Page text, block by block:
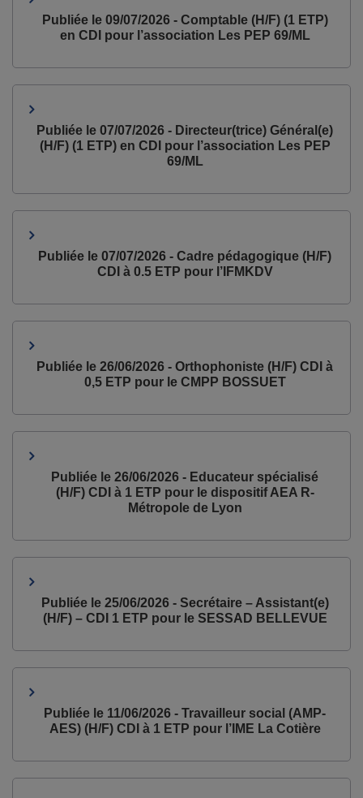
Publiée le 09/07/2026 - Comptable (H/F) (1 ETP)
en CDI pour l’association Les PEP 69/ML
Publiée le 07/07/2026 - Directeur(trice) Général(e)
(H/F) (1 ETP) en CDI pour l’association Les PEP
69/ML
Publiée le 07/07/2026 - Cadre pédagogique (H/F)
CDI à 0.5 ETP pour l’IFMKDV
Publiée le 26/06/2026 - Orthophoniste (H/F) CDI à
0,5 ETP pour le CMPP BOSSUET
Publiée le 26/06/2026 - Educateur spécialisé
(H/F) CDI à 1 ETP pour le dispositif AEA R-
Métropole de Lyon
Publiée le 25/06/2026 - Secrétaire – Assistant(e)
(H/F) – CDI 1 ETP pour le SESSAD BELLEVUE
Publiée le 11/06/2026 - Travailleur social (AMP-
AES) (H/F) CDI à 1 ETP pour l’IME La Cotière